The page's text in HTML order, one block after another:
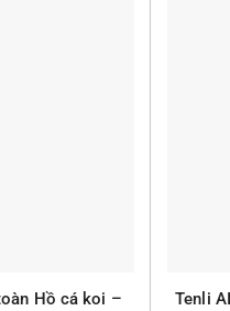
Hồ cá koi –
Tenli